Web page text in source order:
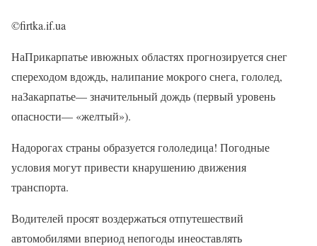
©firtka.if.ua
НаПрикарпатье ивюжных областях прогнозируется снег
спереходом вдождь, налипание мокрого снега, гололед,
наЗакарпатье— значительный дождь (первый уровень
опасности— «желтый»).
Надорогах страны образуется гололедица! Погодные
условия могут привести кнарушению движения
транспорта.
Водителей просят воздержаться отпутешествий
автомобилями впериод непогоды инеоставлять